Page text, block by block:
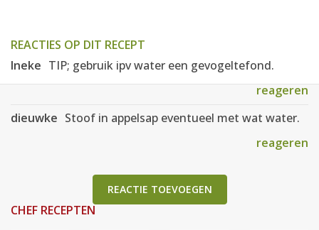
REACTIES OP DIT RECEPT
Ineke TIP; gebruik ipv water een gevogeltefond.
reageren
dieuwke Stoof in appelsap eventueel met wat water.
reageren
REACTIE TOEVOEGEN
CHEF RECEPTEN